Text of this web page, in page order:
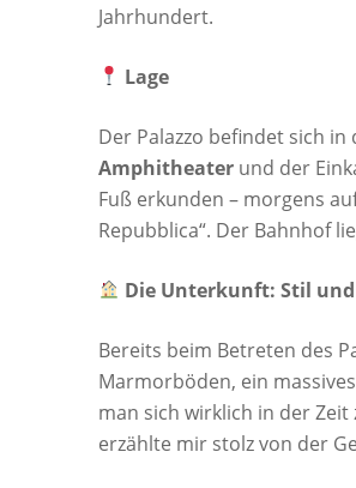
Jahrhundert.
Lage
Der Palazzo befindet sich in
Amphitheater und der
Fuß erkunden – morgens
Repubblica“. Der Bahnhof
Die Unterkunft: Stil
Bereits beim Betreten des
Marmorböden, ein
man sich wirklich in der
erzählte mir stolz von der